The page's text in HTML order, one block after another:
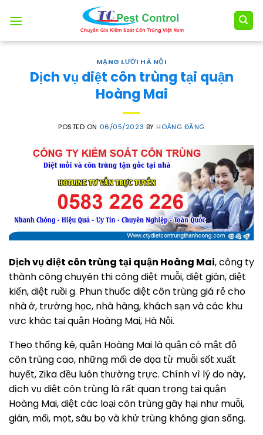
MẠNG LƯỚI HÀ NỘI
Dịch vụ diệt côn trùng tại quận
Hoàng Mai
POSTED ON 06/05/2023 BYHOÀNG ĐĂNG
Dịch vụ diệt côn trùng tại quận Hoàng Mai, công ty
thành công chuyên thi công diệt muỗi, diệt gián, diệt
kiến, diệt ruồi g. Phun thuốc diệt côn trùng giá rẻ cho
nhà ở, trường học, nhà hàng, khách sạn và các khu
vực khác tại quận Hoàng Mai, Hà Nội.
Theo thống kê, quận Hoàng Mai là quận có mật độ
côn trùng cao, những mối đe dọa từ muỗi sốt xuất
huyết, Zika đều luôn thường trực. Chính vì lý do này,
dịch vụ diệt côn trùng là rất quan trọng tại quận
Hoàng Mai, diệt các loại côn trùng gây hại như muỗi,
gián, mối, mọt, sâu bọ và khử trùng không gian sống.